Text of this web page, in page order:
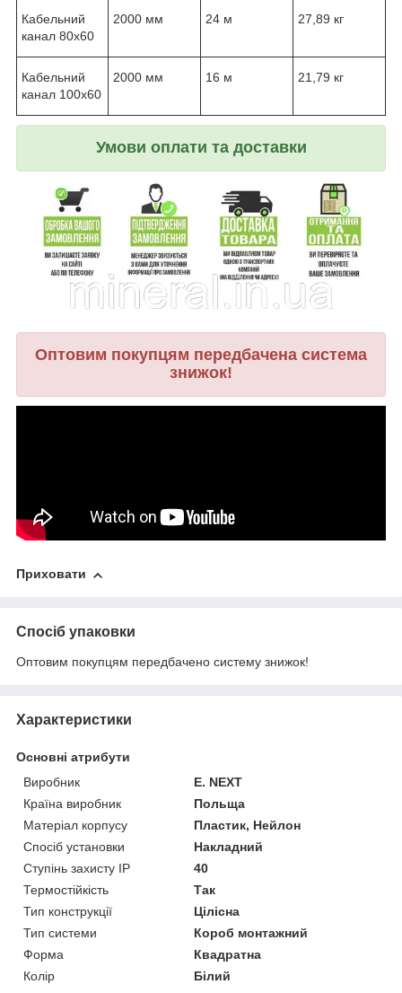
Кабельний
канал 80x60
2000 мм 24 м 27,89 кг
Кабельний
канал 100x60
2000 мм 16 м 21,79 кг
Умови оплати та доставки
Оптовим покупцям передбачена система
знижок!
Приховати
Спосіб упаковки
Оптовим покупцям передбачено систему знижок!
Характеристики
Основні атрибути
Виробник
E. NEXT
Країна виробник
Польща
Матеріал корпусу
Пластик, Нейлон
Спосіб установки
Накладний
Ступінь захисту IP
40
Термостійкість
Так
Тип конструкції
Цілісна
Тип системи
Короб монтажний
Форма
Квадратна
Колір
Білий